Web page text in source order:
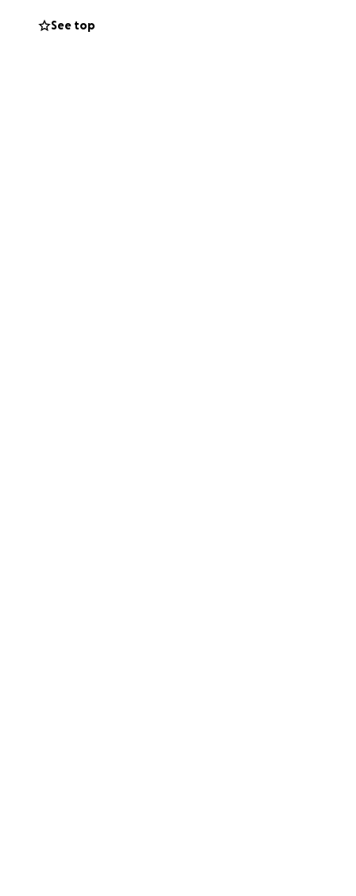
survive.Today
en veel kracht
See top